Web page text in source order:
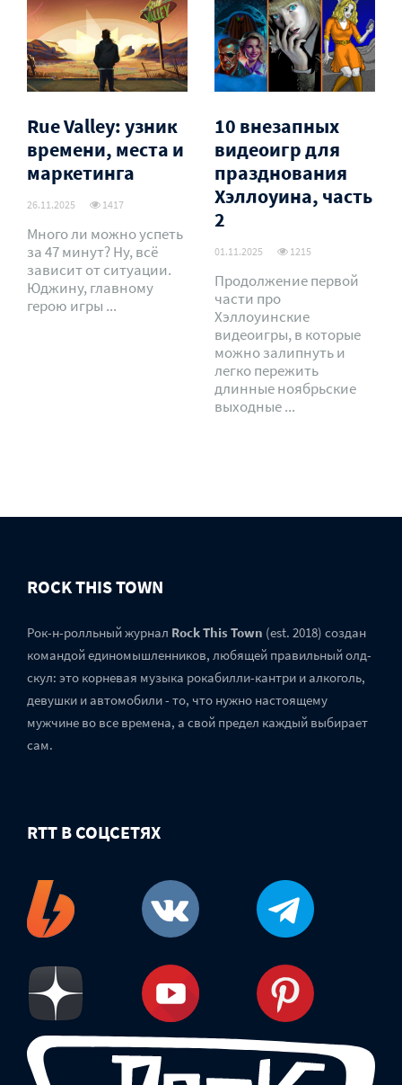
Rue Valley: узник
времени, места и
маркетинга
26.11.2025 1417
Много ли можно успеть
за 47 минут? Ну, всё
зависит от ситуации.
Юджину, главному
герою игры ...
10 внезапных
видеоигр для
празднования
Хэллоуина, часть
2
01.11.2025 1215
Продолжение первой
части про
Хэллоуинские
видеоигры, в которые
можно залипнуть и
легко пережить
длинные ноябрьские
выходные ...
ROCK THIS TOWN
Рок-н-ролльный журнал Rock This Town (est. 2018) создан
командой единомышленников, любящей правильный олд-
скул: это корневая музыка рокабилли-кантри и алкоголь,
девушки и автомобили - то, что нужно настоящему
мужчине во все времена, а свой предел каждый выбирает
сам.
RTT В СОЦСЕТЯХ